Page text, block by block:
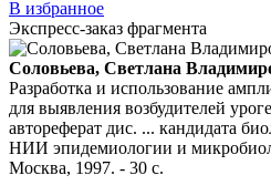
В избранное
Экспресс-заказ фрагмента
Соловьева, Светлана
Разработка и использование
для выявления возбудителей
автореферат дис. ... кандидата
НИИ эпидемиологии и
Москва, 1997. - 30 с.